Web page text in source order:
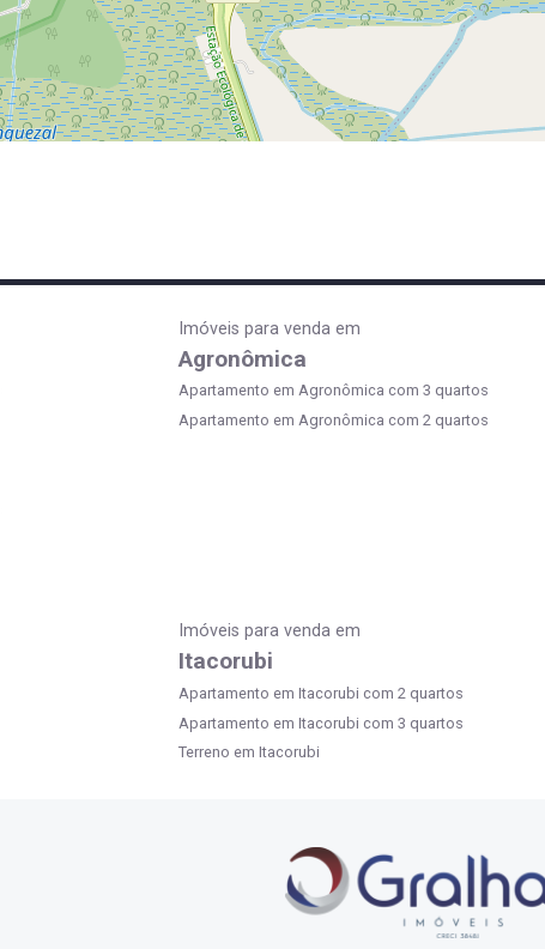
Imóveis para venda em
Agronômica
Apartamento em Agronômica com 3 quartos
Apartamento em Agronômica com 2 quartos
Imóveis para venda em
Itacorubi
Apartamento em Itacorubi com 2 quartos
Apartamento em Itacorubi com 3 quartos
Terreno em Itacorubi